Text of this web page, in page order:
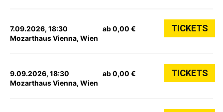
7.09.2026, 18:30
Mozarthaus Vienna, Wien
ab 0,00 € TICKETS
9.09.2026, 18:30
Mozarthaus Vienna, Wien
ab 0,00 € TICKETS